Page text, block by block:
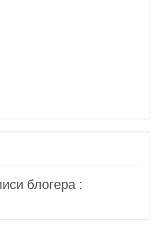
блогера :